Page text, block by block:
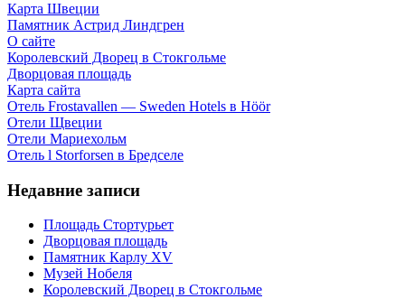
Карта Швеции
Памятник Астрид Линдгрен
О сайте
Королевский Дворец в Стокгольме
Дворцовая площадь
Карта сайта
Отель Frostavallen — Sweden Hotels в Höör
Отели Щвеции
Отели Мариехольм
Отель l Storforsen в Бредселе
Недавние записи
Площадь Стортурьет
Дворцовая площадь
Памятник Карлу XV
Музей Нобеля
Королевский Дворец в Стокгольме